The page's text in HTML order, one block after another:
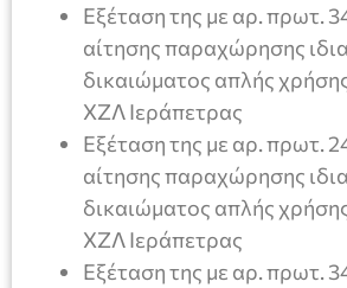
Εξέταση της με αρ. πρωτ.
αίτησης παραχώρησης
δικαιώματος απλής
ΧΖΛ Ιεράπετρας
Εξέταση της με αρ. πρωτ.
αίτησης παραχώρησης
δικαιώματος απλής
ΧΖΛ Ιεράπετρας
Εξέταση της με αρ. πρωτ.